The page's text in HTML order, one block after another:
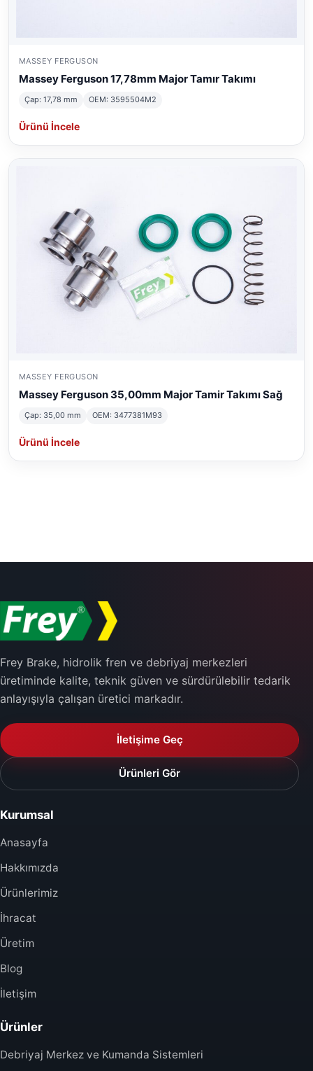
MASSEY FERGUSON
Massey Ferguson 17,78mm Major Tamır Takımı
Çap: 17,78 mm OEM: 3595504M2
Ürünü İncele
MASSEY FERGUSON
Massey Ferguson 35,00mm Major Tamir Takımı Sağ
Çap: 35,00 mm OEM: 3477381M93
Ürünü İncele
Frey Brake, hidrolik fren ve debriyaj merkezleri
üretiminde kalite, teknik güven ve sürdürülebilir tedarik
anlayışıyla çalışan üretici markadır.
İletişime Geç
Ürünleri Gör
Kurumsal
Anasayfa
Hakkımızda
Ürünlerimiz
İhracat
Üretim
Blog
İletişim
Ürünler
Debriyaj Merkez ve Kumanda Sistemleri